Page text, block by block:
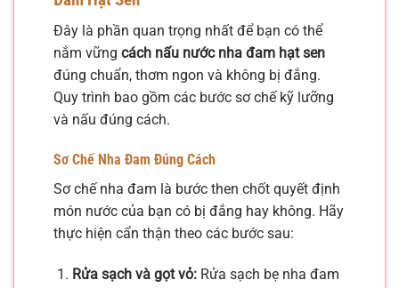
Đây là phần quan trọng nhất để bạn có thể
nắm vững cách nấu nước nha đam hạt sen
đúng chuẩn, thơm ngon và không bị đắng.
Quy trình bao gồm các bước sơ chế kỹ lưỡng
và nấu đúng cách.
Sơ Chế Nha Đam Đúng Cách
Sơ chế nha đam là bước then chốt quyết định
món nước của bạn có bị đắng hay không. Hãy
thực hiện cẩn thận theo các bước sau:
Rửa sạch và gọt vỏ:Rửa sạch bẹ nha đam